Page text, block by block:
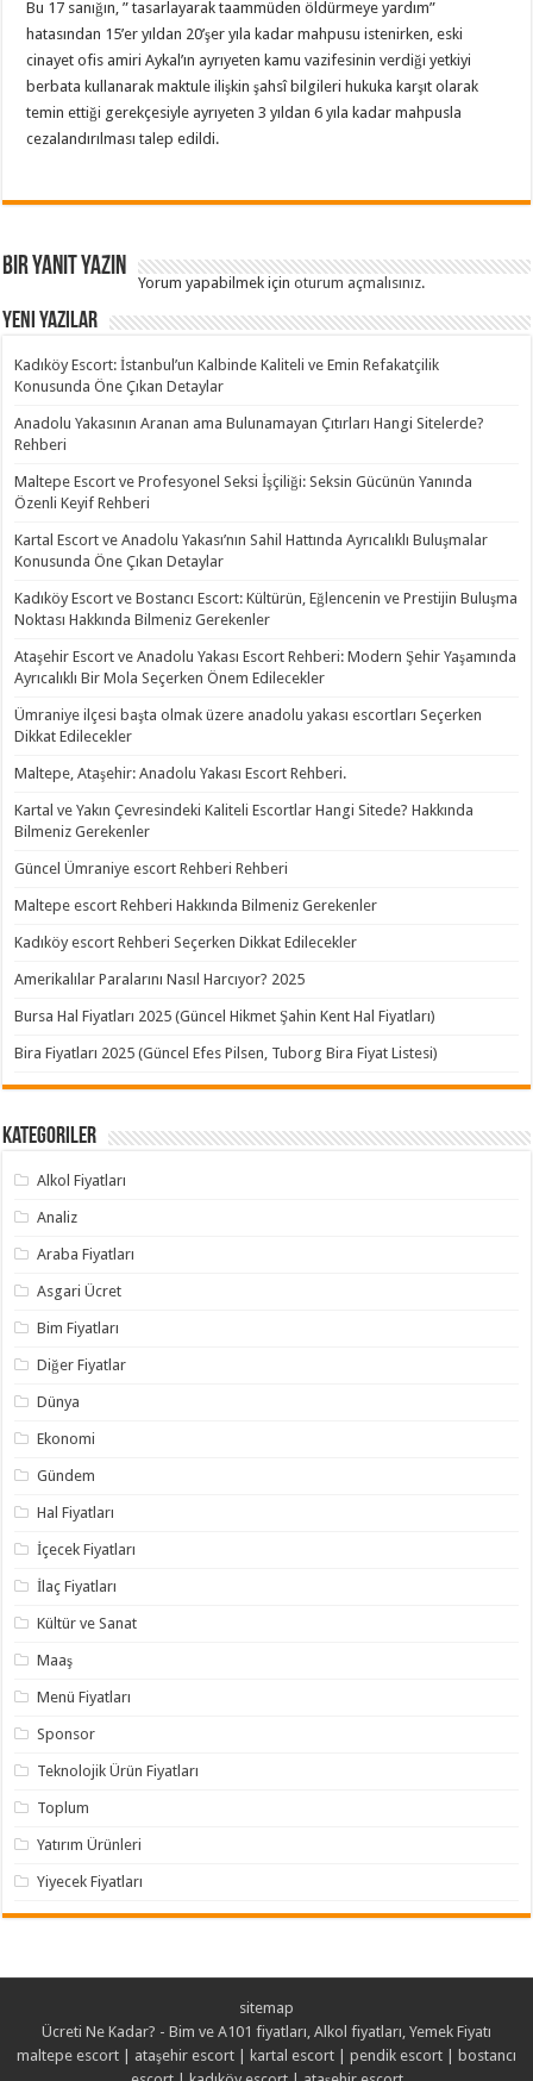
Bu 17 sanığın, ” tasarlayarak taammüden öldürmeye yardım”
hatasından 15’er yıldan 20’şer yıla kadar mahpusu istenirken, eski
cinayet ofis amiri Aykal’ın ayrıyeten kamu vazifesinin verdiği yetkiyi
berbata kullanarak maktule ilişkin şahsî bilgileri hukuka karşıt olarak
temin ettiği gerekçesiyle ayrıyeten 3 yıldan 6 yıla kadar mahpusla
cezalandırılması talep edildi.
Bir yanıt yazın
Yorum yapabilmek içinoturum açmalısınız.
Yeni Yazılar
Kadıköy Escort: İstanbul’un Kalbinde Kaliteli ve Emin Refakatçilik
Konusunda Öne Çıkan Detaylar
Anadolu Yakasının Aranan ama Bulunamayan Çıtırları Hangi Sitelerde?
Rehberi
Maltepe Escort ve Profesyonel Seksi İşçiliği: Seksin Gücünün Yanında
Özenli Keyif Rehberi
Kartal Escort ve Anadolu Yakası’nın Sahil Hattında Ayrıcalıklı Buluşmalar
Konusunda Öne Çıkan Detaylar
Kadıköy Escort ve Bostancı Escort: Kültürün, Eğlencenin ve Prestijin Buluşma
Noktası Hakkında Bilmeniz Gerekenler
Ataşehir Escort ve Anadolu Yakası Escort Rehberi: Modern Şehir Yaşamında
Ayrıcalıklı Bir Mola Seçerken Önem Edilecekler
Ümraniye ilçesi başta olmak üzere anadolu yakası escortları Seçerken
Dikkat Edilecekler
Maltepe, Ataşehir: Anadolu Yakası Escort Rehberi.
Kartal ve Yakın Çevresindeki Kaliteli Escortlar Hangi Sitede? Hakkında
Bilmeniz Gerekenler
Güncel Ümraniye escort Rehberi Rehberi
Maltepe escort Rehberi Hakkında Bilmeniz Gerekenler
Kadıköy escort Rehberi Seçerken Dikkat Edilecekler
Amerikalılar Paralarını Nasıl Harcıyor? 2025
Bursa Hal Fiyatları 2025 (Güncel Hikmet Şahin Kent Hal Fiyatları)
Bira Fiyatları 2025 (Güncel Efes Pilsen, Tuborg Bira Fiyat Listesi)
Kategoriler
Alkol Fiyatları
Analiz
Araba Fiyatları
Asgari Ücret
Bim Fiyatları
Diğer Fiyatlar
Dünya
Ekonomi
Gündem
Hal Fiyatları
İçecek Fiyatları
İlaç Fiyatları
Kültür ve Sanat
Maaş
Menü Fiyatları
Sponsor
Teknolojik Ürün Fiyatları
Toplum
Yatırım Ürünleri
Yiyecek Fiyatları
sitemap
Ücreti Ne Kadar? - Bim ve A101 fiyatları, Alkol fiyatları, Yemek Fiyatı
maltepe escort | ataşehir escort | kartal escort | pendik escort | bostancı